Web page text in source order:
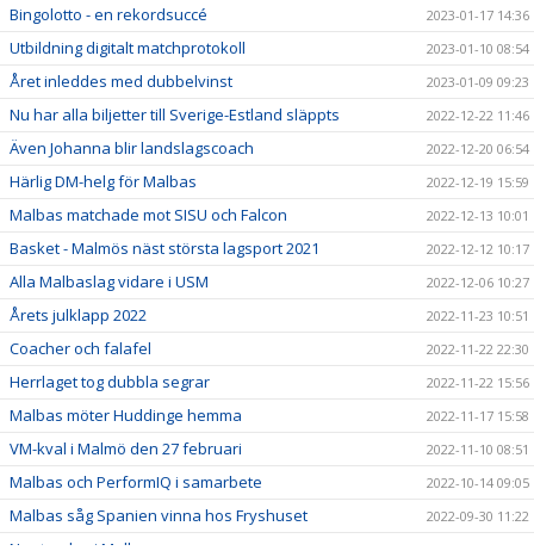
Bingolotto - en rekordsuccé 2023-01-17 14:36
Utbildning digitalt matchprotokoll 2023-01-10 08:54
Året inleddes med dubbelvinst 2023-01-09 09:23
Nu har alla biljetter till Sverige-Estland släppts 2022-12-22 11:46
Även Johanna blir landslagscoach 2022-12-20 06:54
Härlig DM-helg för Malbas 2022-12-19 15:59
Malbas matchade mot SISU och Falcon 2022-12-13 10:01
Basket - Malmös näst största lagsport 2021 2022-12-12 10:17
Alla Malbaslag vidare i USM 2022-12-06 10:27
Årets julklapp 2022 2022-11-23 10:51
Coacher och falafel 2022-11-22 22:30
Herrlaget tog dubbla segrar 2022-11-22 15:56
Malbas möter Huddinge hemma 2022-11-17 15:58
VM-kval i Malmö den 27 februari 2022-11-10 08:51
Malbas och PerformIQ i samarbete 2022-10-14 09:05
Malbas såg Spanien vinna hos Fryshuset 2022-09-30 11:22
Ny styrelse i Malbas